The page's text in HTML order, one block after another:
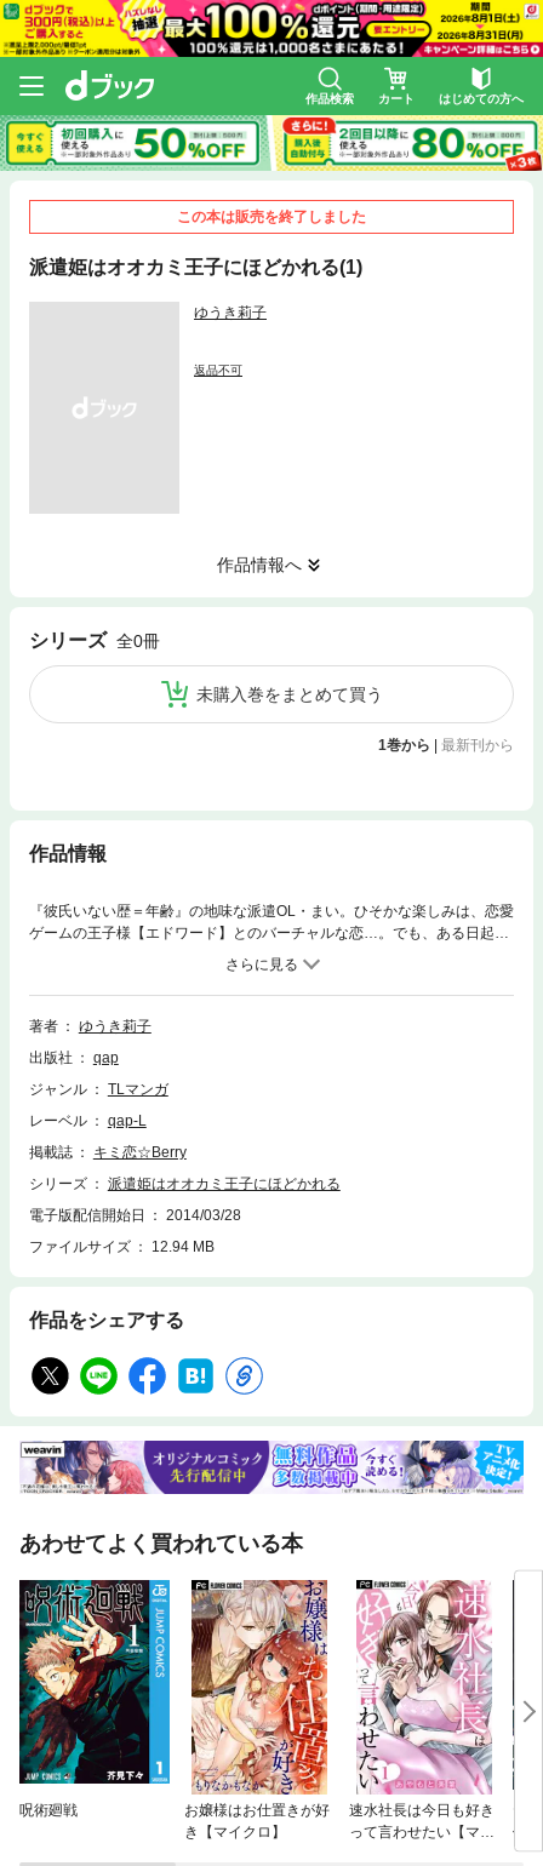
作品検索 カート はじめての方へ
この本は販売を終了しました
派遣姫はオオカミ王子にほどかれる(1)
ゆうき莉子
返品不可
作品情報へ
シリーズ 全0冊
未購入巻をまとめて買う
1巻から 最新刊から
作品情報
『彼氏いない歴＝年齢』の地味な派遣OL・まい。ひそかな楽しみは、恋愛
ゲームの王子様【エドワード】とのバーチャルな恋…。でも、ある日起き
たら、隣にハダカの【エドワード様】が！？北王子（きたおうじ）と名乗
る彼は会社にまで乗り込んできて、まいを強奪していき――！？「なんて
理想的なカラダだ…ずっと探していたよ、お姫様」いったい彼は何者な
の？ 甘い視線と強引な指に、逆らえない…！！
著者
ゆうき莉子
出版社
qap
ジャンル
TLマンガ
レーベル
qap-L
掲載誌
キミ恋☆Berry
シリーズ
派遣姫はオオカミ王子にほどかれる
電子版配信開始日
2014/03/28
ファイルサイズ
12.94 MB
作品をシェアする
あわせてよく買われている本
呪術廻戦
お嬢様はお仕置きが好
き【マイクロ】
速水社長は今日も好き
って言わせたい【マイ
像
魔